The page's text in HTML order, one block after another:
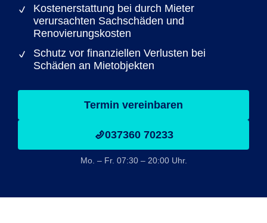
Kostenerstattung bei durch Mieter
verursachten Sachschäden und
Renovierungskosten
Schutz vor finanziellen Verlusten bei
Schäden an Mietobjekten
Termin vereinbaren
037360 70233
Mo. – Fr. 07:30 – 20:00 Uhr.